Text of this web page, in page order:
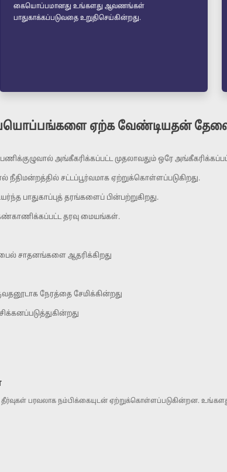
கையொப்பமானது உங்களது ஆவணங்கள்
பாதுகாக்கப்படுவதை உறுதிசெய்கின்றது.
ஏற்க வேண்டியதன்
அங்கீகரிக்கப்பட்ட முதலாவதும் ஒரே
சட்டப்பூர்வமாக ஏற்றுக்கொள்ளப்படுகிறது.
பாதுகாப்புத் தரங்களைப் பின்பற்றுகிறது.
கண்காணிக்கப்பட்ட தரவு மையங்கள்.
சாதனங்களை ஆதரிக்கிறது
நேரத்தை சேமிக்கின்றது
பரவலாக நம்பிக்கையுடன் ஏற்றுக்கொள்ளப்படுகின்றன.